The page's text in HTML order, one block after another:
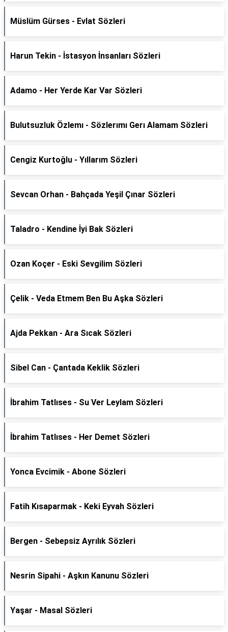
Müslüm Gürses - Evlat Sözleri
Harun Tekin - İstasyon İnsanları Sözleri
Adamo - Her Yerde Kar Var Sözleri
Bulutsuzluk Özlemı - Sözlerımı Gerı Alamam Sözleri
Cengiz Kurtoğlu - Yıllarım Sözleri
Sevcan Orhan - Bahçada Yeşil Çınar Sözleri
Taladro - Kendine İyi Bak Sözleri
Ozan Koçer - Eski Sevgilim Sözleri
Çelik - Veda Etmem Ben Bu Aşka Sözleri
Ajda Pekkan - Ara Sıcak Sözleri
Sibel Can - Çantada Keklik Sözleri
İbrahim Tatlıses - Su Ver Leylam Sözleri
İbrahim Tatlıses - Her Demet Sözleri
Yonca Evcimik - Abone Sözleri
Fatih Kısaparmak - Keki Eyvah Sözleri
Bergen - Sebepsiz Ayrılık Sözleri
Nesrin Sipahi - Aşkın Kanunu Sözleri
Yaşar - Masal Sözleri